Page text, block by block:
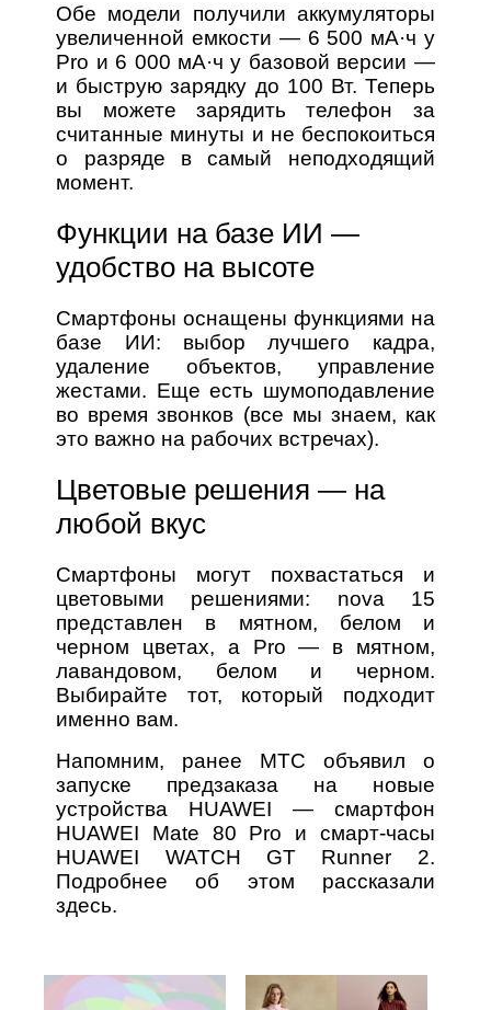
Обе модели получили аккумуляторы
увеличенной емкости — 6 500 мА·ч у
Pro и 6 000 мА·ч у базовой версии —
и быструю зарядку до 100 Вт. Теперь
вы можете зарядить телефон за
считанные минуты и не беспокоиться
о разряде в самый неподходящий
момент.
Функции на базе ИИ —
удобство на высоте
Смартфоны оснащены функциями на
базе ИИ: выбор лучшего кадра,
удаление объектов, управление
жестами. Еще есть шумоподавление
во время звонков (все мы знаем, как
это важно на рабочих встречах).
Цветовые решения — на
любой вкус
Смартфоны могут похвастаться и
цветовыми решениями: nova 15
представлен в мятном, белом и
черном цветах, а Pro — в мятном,
лавандовом, белом и черном.
Выбирайте тот, который подходит
именно вам.
Напомним, ранее МТС объявил о
запуске предзаказа на новые
устройства HUAWEI — смартфон
HUAWEI Mate 80 Pro и смарт-часы
HUAWEI WATCH GT Runner 2.
Подробнее об этом рассказали
здесь.